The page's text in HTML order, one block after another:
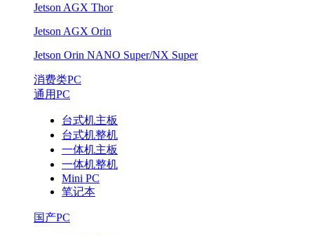
Jetson AGX Thor
Jetson AGX Orin
Jetson Orin NANO Super/NX Super
消费类PC
通用PC
台式机主板
台式机整机
一体机主板
一体机整机
Mini PC
笔记本
国产PC